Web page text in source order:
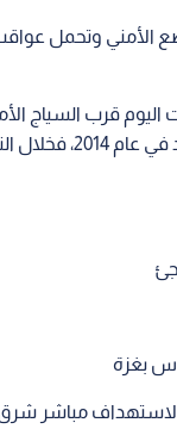
وتحمل عواقب
قرب السياج
أحداث اليوم كل الحدود، وهو أصعب يوم
بغزة
مباشر